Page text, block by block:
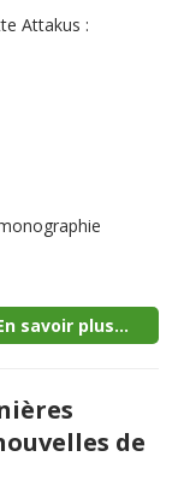
Attakus :
savoir plus...
de